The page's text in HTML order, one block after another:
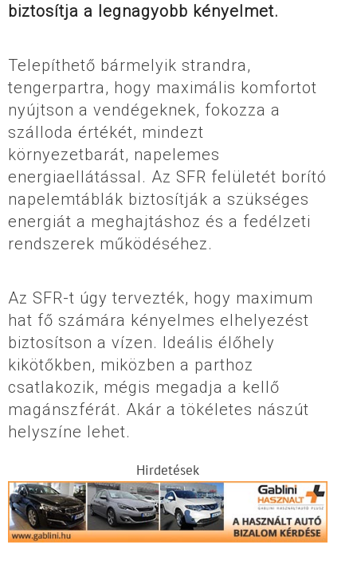
biztosítja a legnagyobb kényelmet.
Telepíthető bármelyik strandra,
tengerpartra, hogy maximális komfortot
nyújtson a vendégeknek, fokozza a
szálloda értékét, mindezt
környezetbarát, napelemes
energiaellátással. Az SFR felületét borító
napelemtáblák biztosítják a szükséges
energiát a meghajtáshoz és a fedélzeti
rendszerek működéséhez.
Az SFR-t úgy tervezték, hogy maximum
hat fő számára kényelmes elhelyezést
biztosítson a vízen. Ideális élőhely
kikötőkben, miközben a parthoz
csatlakozik, mégis megadja a kellő
magánszférát. Akár a tökéletes nászút
helyszíne lehet.
Hirdetések